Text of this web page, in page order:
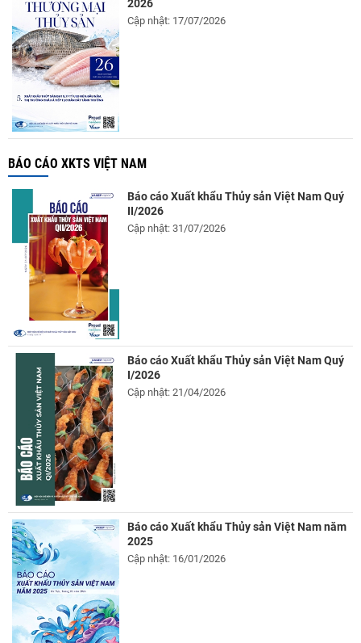
2026
Cập nhật: 17/07/2026
BÁO CÁO XKTS VIỆT NAM
Báo cáo Xuất khẩu Thủy sản Việt Nam Quý
II/2026
Cập nhật: 31/07/2026
Báo cáo Xuất khẩu Thủy sản Việt Nam Quý
I/2026
Cập nhật: 21/04/2026
Báo cáo Xuất khẩu Thủy sản Việt Nam năm
2025
Cập nhật: 16/01/2026